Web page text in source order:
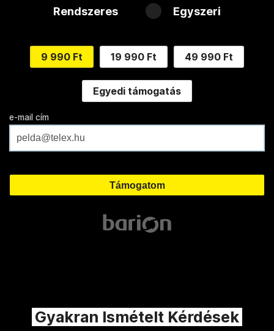
Rendszeres Egyszeri
9 990 Ft 19 990 Ft 49 990 Ft
Egyedi támogatás
e-mail cím
Gyakran Ismételt Kérdések